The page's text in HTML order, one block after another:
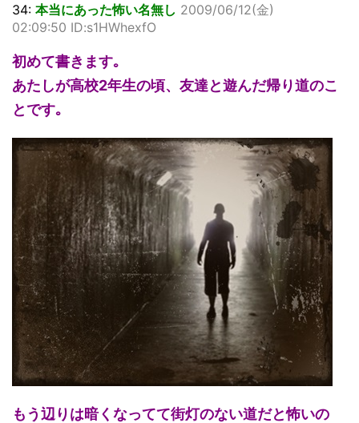
34: 本当にあった怖い名無し 2009/06/12(金)
02:09:50 ID:s1HWhexfO
初めて書きます｡
あたしが高校2年生の頃、友達と遊んだ帰り道のこ
とです｡
もう辺りは暗くなってて街灯のない道だと怖いの